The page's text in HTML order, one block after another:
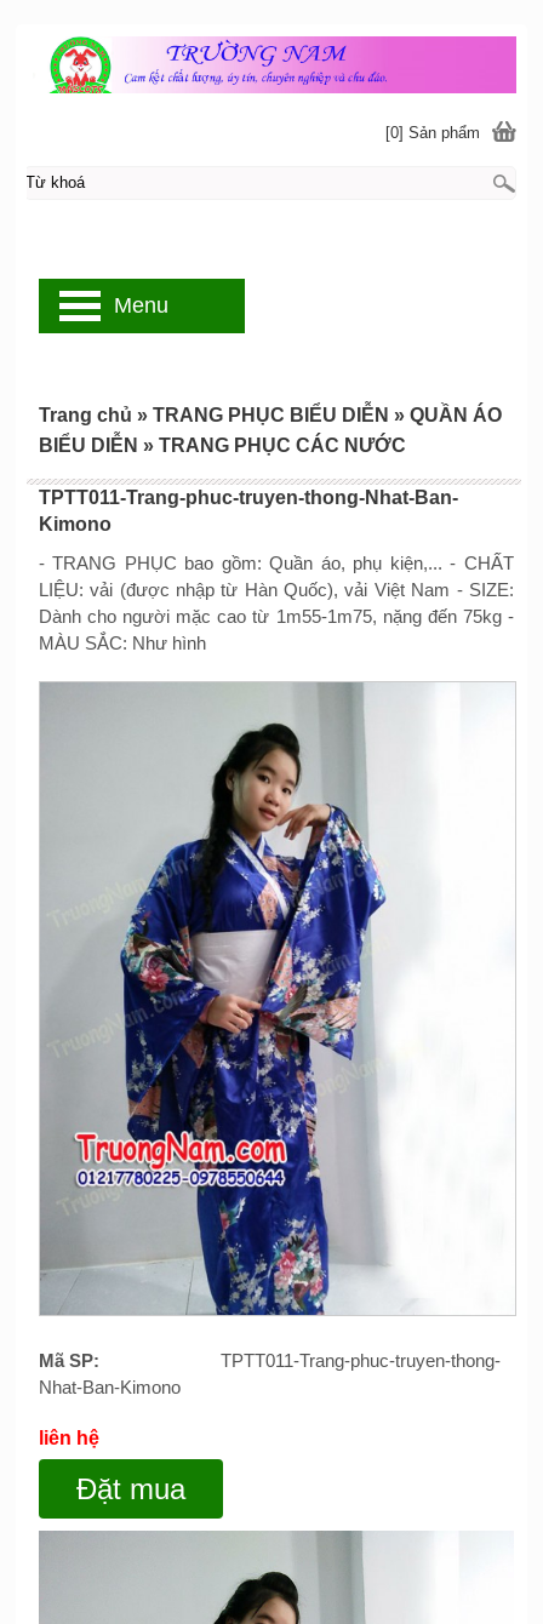
TPTT011-Trang-phuc-truyen-thong-Nhat-Ban-
Kimono
- TRANG PHỤC bao gồm: Quần áo, phụ kiện,... - CHẤT
LIỆU: vải (được nhập từ Hàn Quốc), vải Việt Nam - SIZE:
Dành cho người mặc cao từ 1m55-1m75, nặng đến 75kg -
MÀU SẮC: Như hình
Mã SP:
TPTT011-Trang-phuc-truyen-thong-
Nhat-Ban-Kimono
liên hệ
Đặt mua
Trang chủ » TRANG PHỤC BIỂU DIỄN » QUẦN ÁO
BIỂU DIỄN » TRANG PHỤC CÁC NƯỚC
[0] Sản phẩm
Menu